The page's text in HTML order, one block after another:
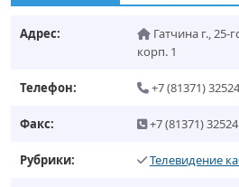
Адрес: Гатчина г.,25-
корп. 1
Телефон: +7 (81371) 32524
Факс: +7 (81371) 32524
Рубрики: Телевидение